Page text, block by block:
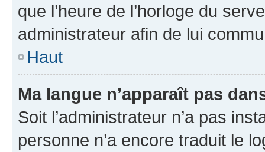
que l’heure de l’horloge du
administrateur afin de lui
Haut
Ma langue n’apparaît pas
Soit l’administrateur n’a pas
personne n’a encore traduit le